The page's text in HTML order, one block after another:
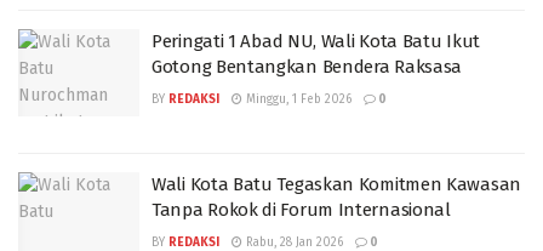
Peringati 1 Abad NU, Wali Kota Batu Ikut
Gotong Bentangkan Bendera Raksasa
BY REDAKSI Minggu, 1 Feb 2026 0
Wali Kota Batu Tegaskan Komitmen Kawasan
Tanpa Rokok di Forum Internasional
BY REDAKSI Rabu, 28 Jan 2026 0